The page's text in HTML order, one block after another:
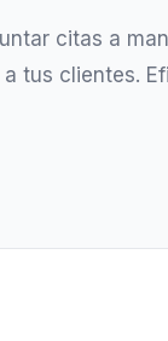
citas a
tus clientes.